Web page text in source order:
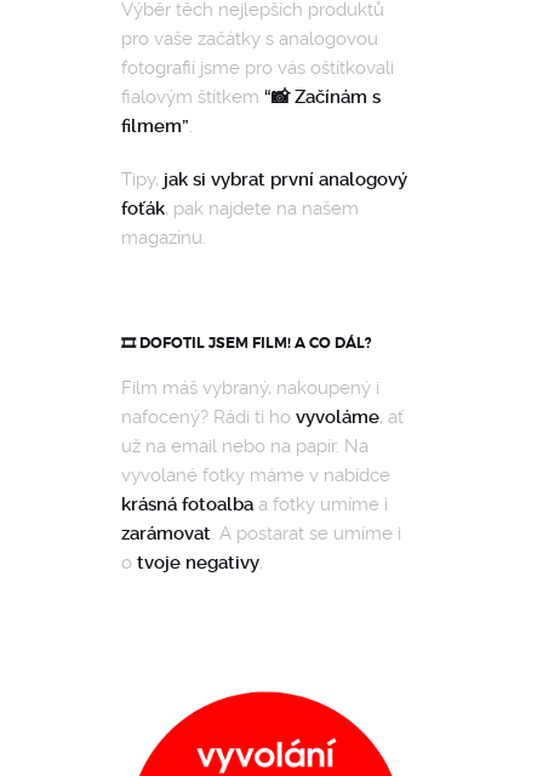
Výběr těch nejlepších produktů
pro vaše začátky s analogovou
fotografií jsme pro vás oštítkovali
fialovým štítkem “📸 Začínám s
filmem”.
Tipy, jak si vybrat první analogový
foťák, pak najdete na našem
magazínu.
🎞️ DOFOTIL JSEM FILM! A CO DÁL?
Film máš vybraný, nakoupený i
nafocený? Rádi ti ho vyvoláme, ať
už na email nebo na papír. Na
vyvolané fotky máme v nabídce
krásná fotoalbaa fotky umíme i
zarámovat. A postarat se umíme i
o tvoje negativy.